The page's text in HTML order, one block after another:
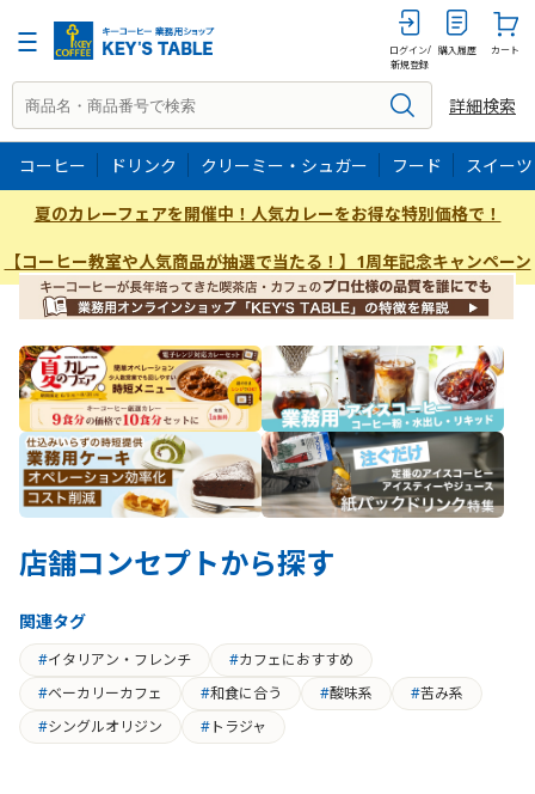
ログイン/
新規登録
購入履歴 カート
詳細検索
コーヒー ドリンク クリーミー・シュガー フード スイーツ
夏のカレーフェアを開催中！人気カレーをお得な特別価格で！
【コーヒー教室や人気商品が抽選で当たる！】1周年記念キャンペーン
店舗コンセプトから探す
関連タグ
イタリアン・フレンチ
カフェにおすすめ
ベーカリーカフェ
和食に合う 酸味系
苦み系
シングルオリジン
トラジャ